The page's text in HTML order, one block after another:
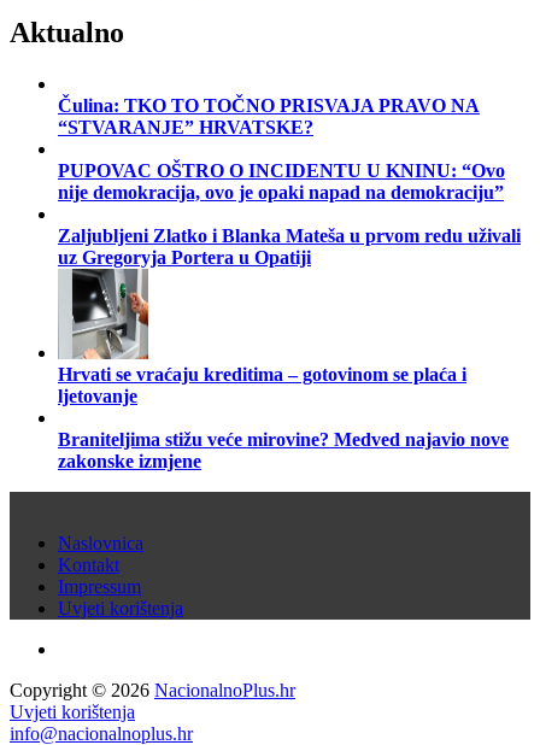
Aktualno
Čulina: TKO TO TOČNO PRISVAJA PRAVO NA
“STVARANJE” HRVATSKE?
PUPOVAC OŠTRO O INCIDENTU U KNINU: “Ovo
nije demokracija, ovo je opaki napad na demokraciju”
Zaljubljeni Zlatko i Blanka Mateša u prvom redu uživali
uz Gregoryja Portera u Opatiji
Hrvati se vraćaju kreditima – gotovinom se plaća i
ljetovanje
Braniteljima stižu veće mirovine? Medved najavio nove
zakonske izmjene
Naslovnica
Kontakt
Impressum
Uvjeti korištenja
Copyright © 2026 NacionalnoPlus.hr
Uvjeti korištenja
info@nacionalnoplus.hr